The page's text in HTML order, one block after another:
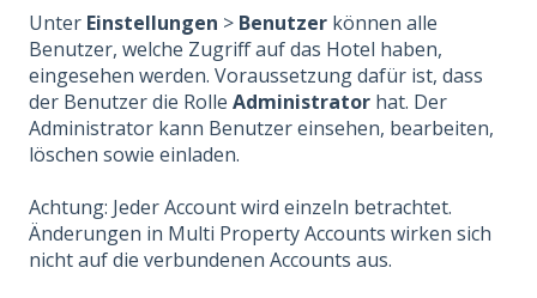
Unter Einstellungen > Benutzer können alle
Benutzer, welche Zugriff auf das Hotel haben,
eingesehen werden. Voraussetzung dafür ist, dass
der Benutzer die Rolle Administrator hat. Der
Administrator kann Benutzer einsehen, bearbeiten,
löschen sowie einladen.
Achtung: Jeder Account wird einzeln betrachtet.
Änderungen in Multi Property Accounts wirken sich
nicht auf die verbundenen Accounts aus.